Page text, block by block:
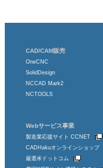
CAD/CAM販売
OneCNC
SolidDesign
NCCAD Mark2
NCTOOLS
Webサービス事業
製造業応援サイト CCNET
CADHakuオンラインショップ
厳選米ドットコム